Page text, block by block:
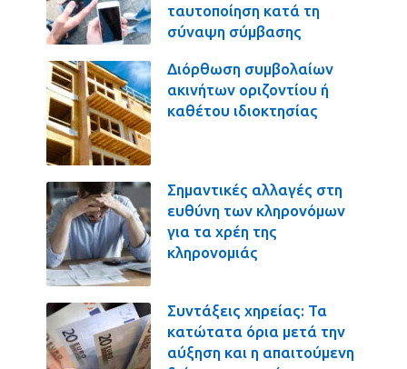
ταυτοποίηση κατά τη
σύναψη σύμβασης
Διόρθωση συμβολαίων
ακινήτων οριζοντίου ή
καθέτου ιδιοκτησίας
Σημαντικές αλλαγές στη
ευθύνη των κληρονόμων
για τα χρέη της
κληρονομιάς
Συντάξεις χηρείας: Τα
κατώτατα όρια μετά την
αύξηση και η απαιτούμενη